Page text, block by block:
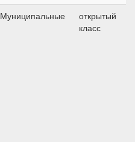
Муниципальные
открытый
класс